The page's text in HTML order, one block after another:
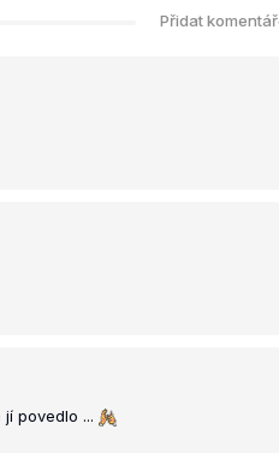
Přidat komentář
povedlo ...